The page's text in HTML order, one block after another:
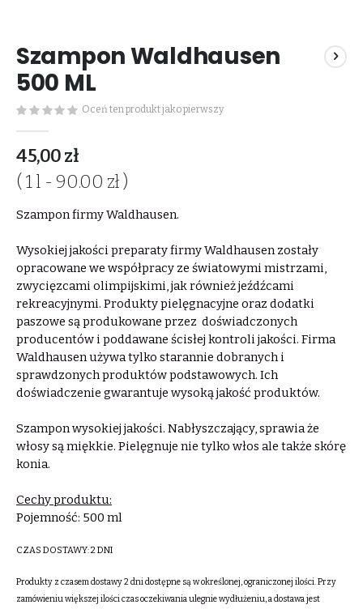
początek
galerii
Szampon Waldhausen
500 ML
Oceń ten produkt jako pierwszy
45,00 zł
( 1 l - 90.00 zł )
Szampon firmy Waldhausen.
Wysokiej jakości preparaty firmy Waldhausen zostały
opracowane we współpracy ze światowymi mistrzami,
zwycięzcami olimpijskimi, jak również jeźdźcami
rekreacyjnymi. Produkty pielęgnacyjne oraz dodatki
paszowe są produkowane przez doświadczonych
producentów i poddawane ścisłej kontroli jakości. Firma
Waldhausen używa tylko starannie dobranych i
sprawdzonych produktów podstawowych. Ich
doświadczenie gwarantuje wysoką jakość produktów.
Szampon wysokiej jakości. Nabłyszczający, sprawia że
włosy są miękkie. Pielęgnuje nie tylko włos ale także skórę
konia.
Cechy produktu:
Pojemność: 500 ml
CZAS DOSTAWY:2 DNI
Produkty z czasem dostawy 2 dni dostępne są w określonej, ograniczonej ilości. Przy
zamówieniu większej ilości czas oczekiwania ulegnie wydłużeniu, a dostawa jest